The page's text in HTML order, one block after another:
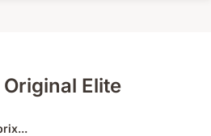
Elite
320 Avis